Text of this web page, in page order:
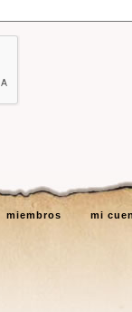
miembros mi